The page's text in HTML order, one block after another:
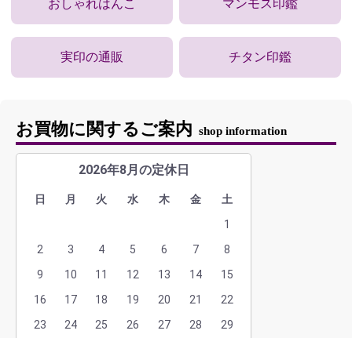
おしゃれはんこ マンモス印鑑
実印の通販 チタン印鑑
お買物に関するご案内 shop information
2026年8月の定休日
日 月 火 水 木 金
土
1
2
3 4 5 6 7
8
9
10 11 12 13 14
15
16
17 18 19 20 21
22
23
24 25 26 27 28
29